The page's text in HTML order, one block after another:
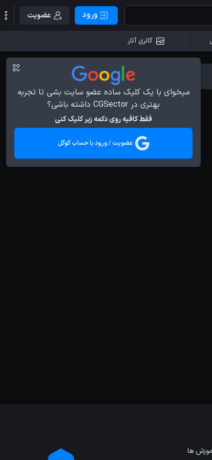
ورود عضویت
گالری آثار
میخوای با یک کلیک ساده عضو سایت بشی تا تجربه
بهتری در CGSector داشته باشی؟
فقط کافیه روی دکمه زیر کلیک کنی
عضویت / ورود با حساب گوگل
ها